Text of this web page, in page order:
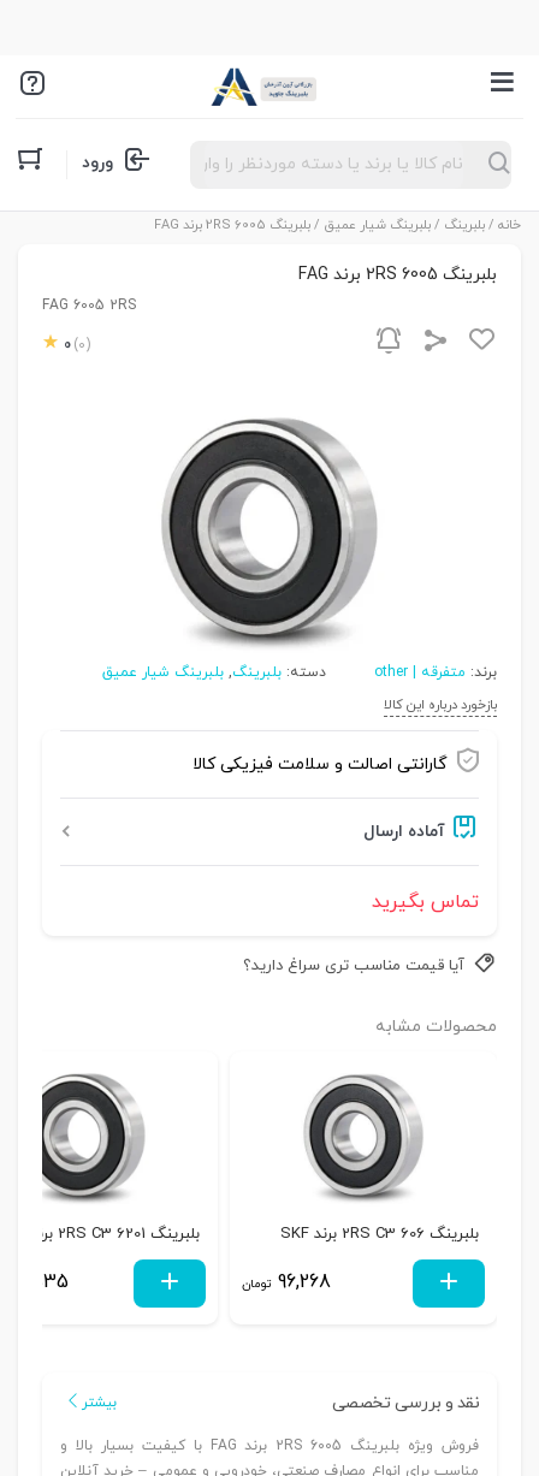
Products
search ورود
خانه /بلبرینگ /بلبرینگ شیار عمیق / بلبرینگ 6005 2RS برند FAG
بلبرینگ 6005 2RS برند FAG
FAG 6005 2RS
0 (0)
برند: متفرقه | other دسته: بلبرینگ, بلبرینگ شیار عمیق
بازخورد درباره این کالا
گارانتی اصالت و سلامت فیزیکی کالا
آماده ارسال
تماس بگیرید
آیا قیمت مناسب تری سراغ دارید؟
محصولات مشابه
بلبرینگ 606 2RS C3 برند SKF
96,268 تومان
بلبرینگ 6201 2RS C3 برند SKF
130,535
نقد و بررسی تخصصی بیشتر
فروش ویژه بلبرینگ 6005 2RS برند FAG با کیفیت بسیار بالا و
مناسب برای انواع مصارف صنعتی، خودرویی و عمومی – خرید آنلاین